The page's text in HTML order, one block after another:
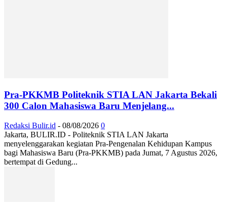
Pra-PKKMB Politeknik STIA LAN Jakarta Bekali
300 Calon Mahasiswa Baru Menjelang...
Redaksi Bulir.id - 08/08/2026 0
Jakarta, BULIR.ID - Politeknik STIA LAN Jakarta
menyelenggarakan kegiatan Pra-Pengenalan Kehidupan Kampus
bagi Mahasiswa Baru (Pra-PKKMB) pada Jumat, 7 Agustus 2026,
bertempat di Gedung...